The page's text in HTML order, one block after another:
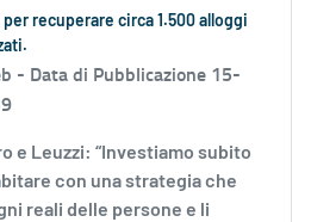
recuperare circa 1.500 alloggi
- Data di Pubblicazione 15-
e Leuzzi: “Investiamo subito
con una strategia che
reali delle persone e li